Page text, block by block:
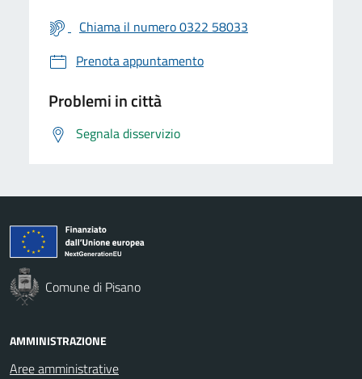
Chiama il numero 0322 58033
Prenota appuntamento
Problemi in città
Segnala disservizio
Comune di Pisano
AMMINISTRAZIONE
Aree amministrative